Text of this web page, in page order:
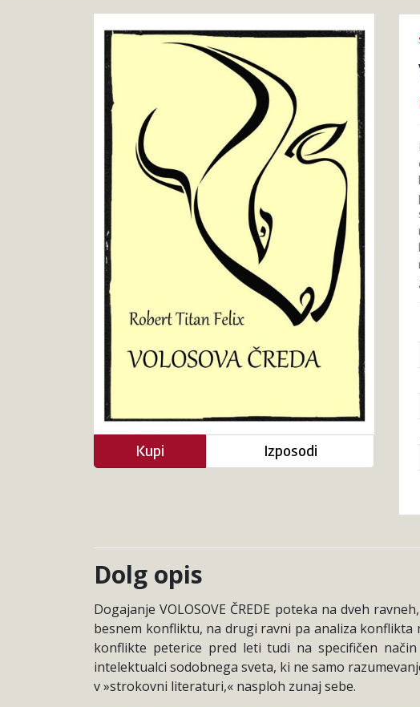
Robert
Volosova
Pokukaj
v
knjigo
Kupi Izposodi
Dolg opis
Dogajanje VOLOSOVE ČREDE poteka na dveh
besnem konfliktu, na drugi ravni pa analiza
konflikte peterice pred leti tudi na specifičen
intelektualci sodobnega sveta, ki ne samo
v »strokovni literaturi,« nasploh zunaj sebe.